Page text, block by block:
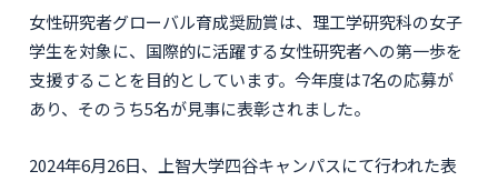
女性研究者グローバル育成奨励賞は、理工学研究科の女子
学生を対象に、国際的に活躍する女性研究者への第一歩を
支援することを目的としています。今年度は7名の応募が
あり、そのうち5名が見事に表彰されました。
2024年6月26日、上智大学四谷キャンパスにて行われた表